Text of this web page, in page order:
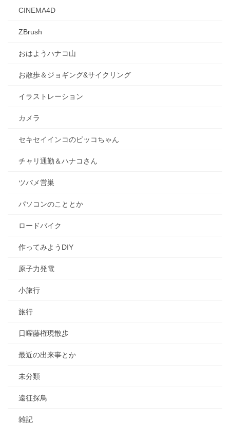
CINEMA4D
ZBrush
おはようハナコ山
お散歩＆ジョギング&サイクリング
イラストレーション
カメラ
セキセイインコのピッコちゃん
チャリ通勤＆ハナコさん
ツバメ営巣
パソコンのこととか
ロードバイク
作ってみようDIY
原子力発電
小旅行
旅行
日曜藤権現散歩
最近の出来事とか
未分類
遠征探鳥
雑記